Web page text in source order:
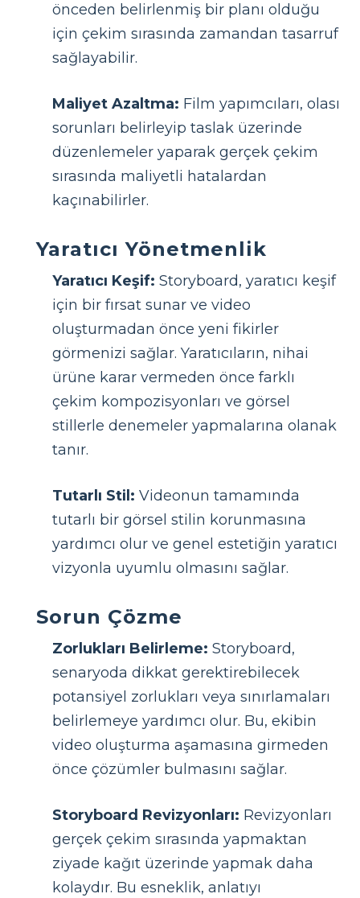
önceden belirlenmiş bir planı olduğu
için çekim sırasında zamandan tasarruf
sağlayabilir.
Maliyet Azaltma: Film yapımcıları, olası
sorunları belirleyip taslak üzerinde
düzenlemeler yaparak gerçek çekim
sırasında maliyetli hatalardan
kaçınabilirler.
Yaratıcı Yönetmenlik
Yaratıcı Keşif: Storyboard, yaratıcı keşif
için bir fırsat sunar ve video
oluşturmadan önce yeni fikirler
görmenizi sağlar. Yaratıcıların, nihai
ürüne karar vermeden önce farklı
çekim kompozisyonları ve görsel
stillerle denemeler yapmalarına olanak
tanır.
Tutarlı Stil: Videonun tamamında
tutarlı bir görsel stilin korunmasına
yardımcı olur ve genel estetiğin yaratıcı
vizyonla uyumlu olmasını sağlar.
Sorun Çözme
Zorlukları Belirleme: Storyboard,
senaryoda dikkat gerektirebilecek
potansiyel zorlukları veya sınırlamaları
belirlemeye yardımcı olur. Bu, ekibin
video oluşturma aşamasına girmeden
önce çözümler bulmasını sağlar.
Storyboard Revizyonları: Revizyonları
gerçek çekim sırasında yapmaktan
ziyade kağıt üzerinde yapmak daha
kolaydır. Bu esneklik, anlatıyı